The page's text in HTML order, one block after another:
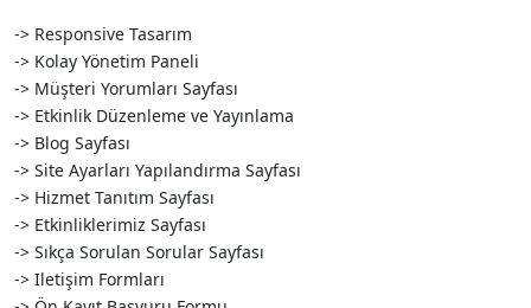
-> Responsive Tasarım
-> Kolay Yönetim Paneli
-> Müşteri Yorumları Sayfası
-> Etkinlik Düzenleme ve Yayınlama
-> Blog Sayfası
-> Site Ayarları Yapılandırma Sayfası
-> Hizmet Tanıtım Sayfası
-> Etkinliklerimiz Sayfası
-> Sıkça Sorulan Sorular Sayfası
-> Iletişim Formları